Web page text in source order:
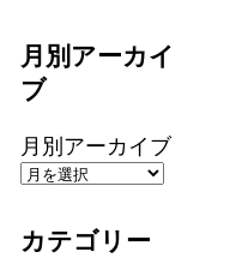
月別アーカイ
ブ
月別アーカイブ
カテゴリー